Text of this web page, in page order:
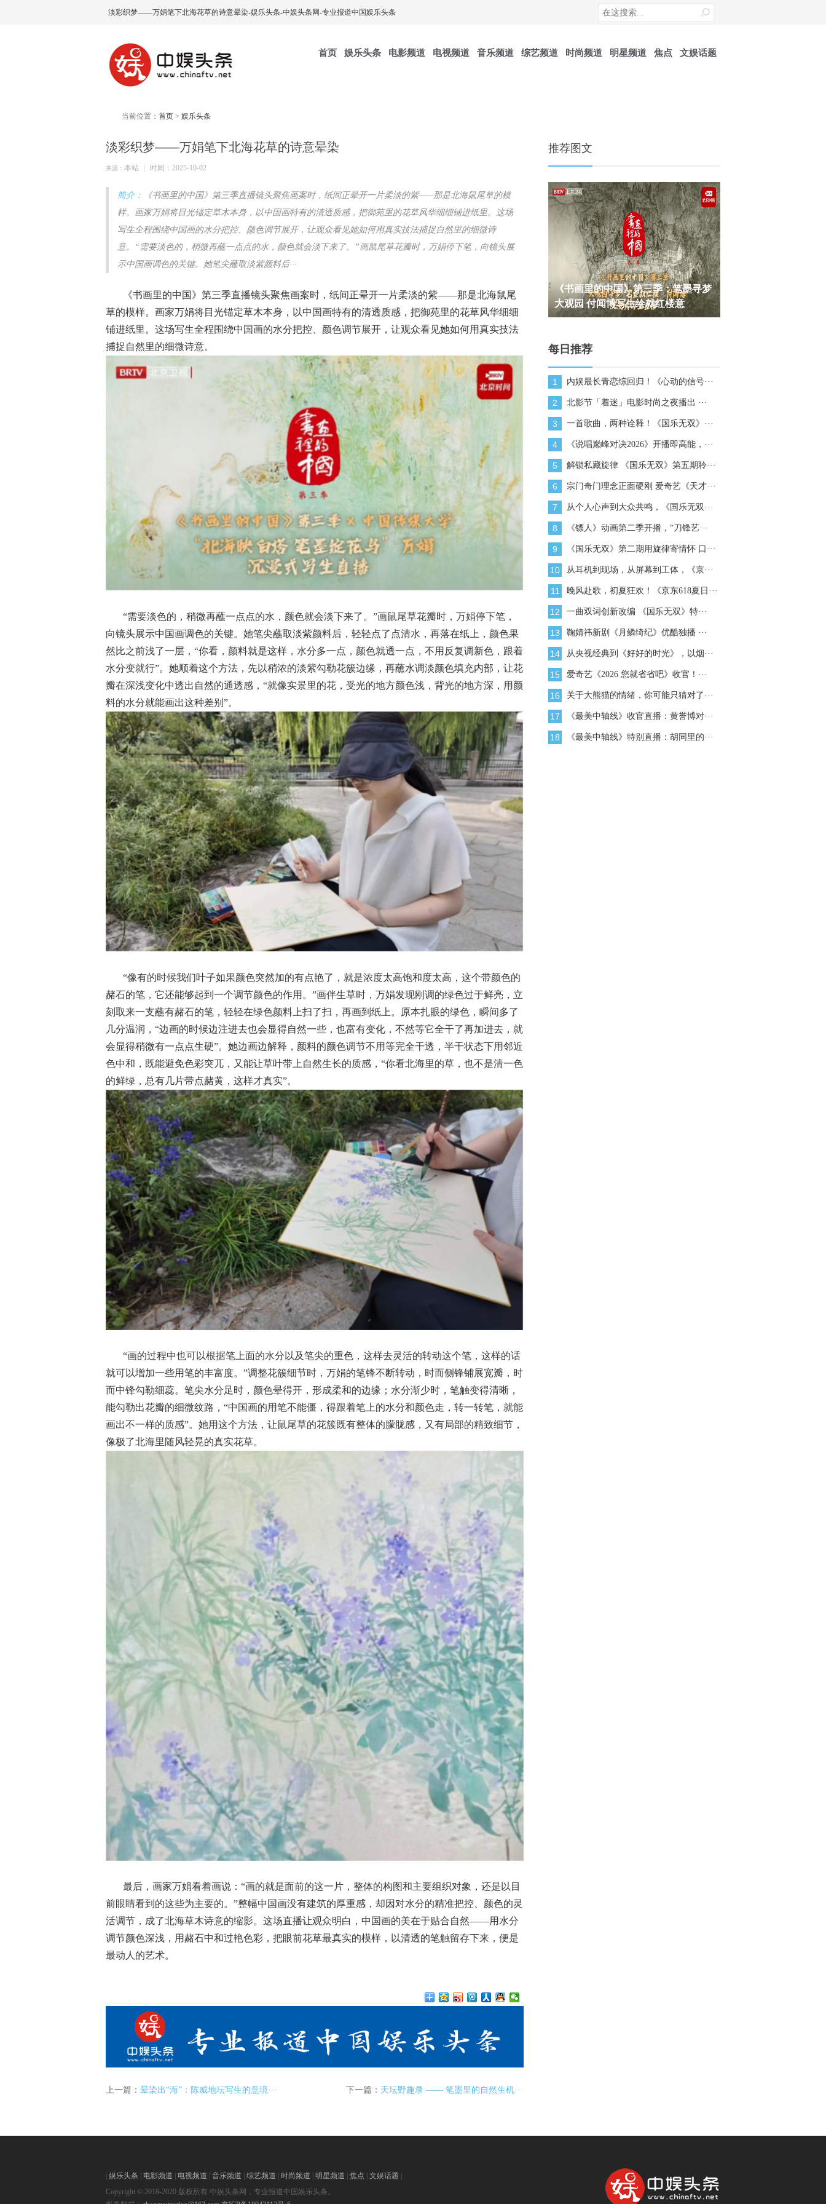
淡彩织梦——万娟笔下北海花草的诗意晕染​-娱乐头条-中娱头条网-专业报道中国娱乐头条
首页 娱乐头条 电影频道 电视频道 音乐频道 综艺频道 时尚频道 明星频道 焦点 文娱话题
当前位置： 首页 > 娱乐头条
淡彩织梦——万娟笔下北海花草的诗意晕染​
来源： 本站 时间：2025-10-02
简介：
《书画里的中国》第三季直播镜头聚焦画案时，纸间正晕开一片柔淡的紫——那是北海鼠尾草的模
样。画家万娟将目光锚定草木本身，以中国画特有的清透质感，把御苑里的花草风华细细铺进纸里。这场
写生全程围绕中国画的水分把控、颜色调节展开，让观众看见她如何用真实技法捕捉自然里的细微诗
意。“需要淡色的，稍微再蘸一点点的水，颜色就会淡下来了。”画鼠尾草花瓣时，万娟停下笔，向镜头展
示中国画调色的关键。她笔尖蘸取淡紫颜料后···
《书画里的中国》第三季直播镜头聚焦画案时，纸间正晕开一片柔淡的紫——那是北海鼠尾
草的模样。画家万娟将目光锚定草木本身，以中国画特有的清透质感，把御苑里的花草风华细细
铺进纸里。这场写生全程围绕中国画的水分把控、颜色调节展开，让观众看见她如何用真实技法
捕捉自然里的细微诗意。
“需要淡色的，稍微再蘸一点点的水，颜色就会淡下来了。”画鼠尾草花瓣时，万娟停下笔，
向镜头展示中国画调色的关键。她笔尖蘸取淡紫颜料后，轻轻点了点清水，再落在纸上，颜色果
然比之前浅了一层，“你看，颜料就是这样，水分多一点，颜色就透一点，不用反复调新色，跟着
水分变就行”。她顺着这个方法，先以稍浓的淡紫勾勒花簇边缘，再蘸水调淡颜色填充内部，让花
瓣在深浅变化中透出自然的通透感，“就像实景里的花，受光的地方颜色浅，背光的地方深，用颜
料的水分就能画出这种差别”。
“像有的时候我们叶子如果颜色突然加的有点艳了，就是浓度太高饱和度太高，这个带颜色的
赭石的笔，它还能够起到一个调节颜色的作用。”画伴生草时，万娟发现刚调的绿色过于鲜亮，立
刻取来一支蘸有赭石的笔，轻轻在绿色颜料上扫了扫，再画到纸上。原本扎眼的绿色，瞬间多了
几分温润，“边画的时候边注进去也会显得自然一些，也富有变化，不然等它全干了再加进去，就
会显得稍微有一点点生硬”。她边画边解释，颜料的颜色调节不用等完全干透，半干状态下用邻近
色中和，既能避免色彩突兀，又能让草叶带上自然生长的质感，“你看北海里的草，也不是清一色
的鲜绿，总有几片带点赭黄，这样才真实”。
“画的过程中也可以根据笔上面的水分以及笔尖的重色，这样去灵活的转动这个笔，这样的话
就可以增加一些用笔的丰富度。”调整花簇细节时，万娟的笔锋不断转动，时而侧锋铺展宽瓣，时
而中锋勾勒细蕊。笔尖水分足时，颜色晕得开，形成柔和的边缘；水分渐少时，笔触变得清晰，
能勾勒出花瓣的细微纹路，“中国画的用笔不能僵，得跟着笔上的水分和颜色走，转一转笔，就能
画出不一样的质感”。她用这个方法，让鼠尾草的花簇既有整体的朦胧感，又有局部的精致细节，
像极了北海里随风轻晃的真实花草。
最后，画家万娟看着画说：“画的就是面前的这一片，整体的构图和主要组织对象，还是以目
前眼睛看到的这些为主要的。”整幅中国画没有建筑的厚重感，却因对水分的精准把控、颜色的灵
活调节，成了北海草木诗意的缩影。这场直播让观众明白，中国画的美在于贴合自然——用水分
调节颜色深浅，用赭石中和过艳色彩，把眼前花草最真实的模样，以清透的笔触留存下来，便是
最动人的艺术。
上一篇： 晕染出“海”：陈威地坛写生的意境··· 下一篇： 天坛野趣录 —— 笔墨里的自然生机···
推荐图文
苏有朋《声生不息·华流季》展专业
《书画里的中国》第三季直播：郭林
吉地坛公园写生，笔墨定格初冬
《书画里的中国》第三季：笔墨寻梦
大观园 付闻博写生绘就红楼意
墨染龙潭秋意浓，青年画家付闻博笔
下流淌的山水情
每日推荐
1 内娱最长青恋综回归！《心动的信号···
2 北影节「着迷」电影时尚之夜播出 ···
3 一首歌曲，两种诠释！《国乐无双》···
4 《说唱巅峰对决2026》开播即高能，···
5 解锁私藏旋律 《国乐无双》第五期聆···
6 宗门奇门理念正面硬刚 爱奇艺《天才···
7 从个人心声到大众共鸣，《国乐无双···
8 《镖人》动画第二季开播，“刀锋艺···
9 《国乐无双》第二期用旋律寄情怀 口···
10 从耳机到现场，从屏幕到工体，《京···
11 晚风赴歌，初夏狂欢！《京东618夏日···
12 一曲双词创新改编 《国乐无双》特···
13 鞠婧祎新剧《月鳞绮纪》优酷独播 ···
14 从央视经典到《好好的时光》，以烟···
15 ​爱奇艺《2026 您就省省吧》收官！···
16 关于大熊猫的情绪，你可能只猜对了···
17 《最美中轴线》收官直播：黄誉博对···
18 《最美中轴线》特别直播：胡同里的···
娱乐头条 电影频道 电视频道 音乐频道 综艺频道 时尚频道 明星频道 焦点 文娱话题
Copyright © 2018-2020 版权所有 中娱头条网，专业报道中国娱乐头条。